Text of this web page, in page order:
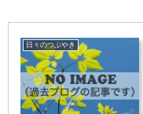
日々のつぶやき